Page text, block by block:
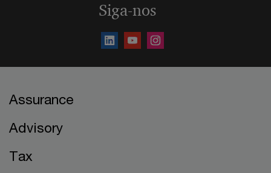
Siga-nos
Assurance
Advisory
Tax